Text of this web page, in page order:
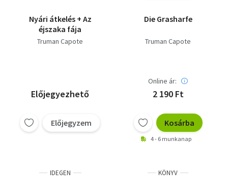
Nyári átkelés + Az
éjszaka fája
Truman Capote
Előjegyezhető
Előjegyzem
Die Grasharfe
Truman Capote
Online ár:
2 190 Ft
Kosárba
4 - 6 munkanap
IDEGEN KÖNYV